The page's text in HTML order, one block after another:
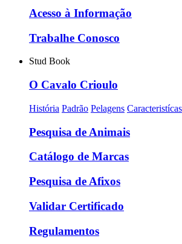
Acesso à Informação
Trabalhe Conosco
Stud Book
O Cavalo Crioulo
História Padrão Pelagens Caracteristícas
Pesquisa de Animais
Catálogo de Marcas
Pesquisa de Afixos
Validar Certificado
Regulamentos